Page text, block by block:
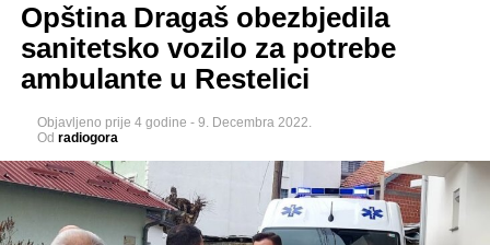
Opština Dragaš obezbjedila
sanitetsko vozilo za potrebe
ambulante u Restelici
Objavljeno prije 4 godine - 9. Decembra 2022.
Od radiogora